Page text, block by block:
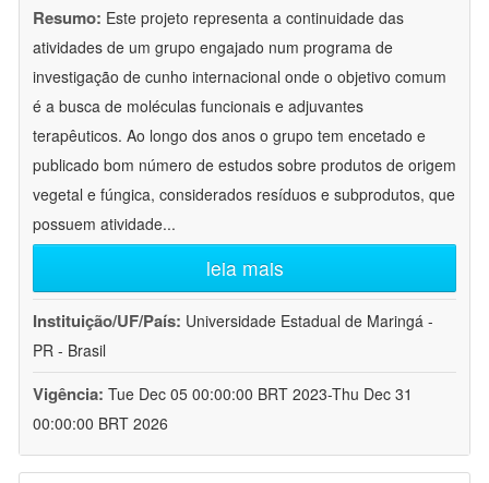
Resumo: Este projeto representa a continuidade das
atividades de um grupo engajado num programa de
investigação de cunho internacional onde o objetivo comum
é a busca de moléculas funcionais e adjuvantes
terapêuticos. Ao longo dos anos o grupo tem encetado e
publicado bom número de estudos sobre produtos de origem
vegetal e fúngica, considerados resíduos e subprodutos, que
possuem atividade...
leia mais
Instituição/UF/País: Universidade Estadual de Maringá -
PR - Brasil
Vigência: Tue Dec 05 00:00:00 BRT 2023-Thu Dec 31
00:00:00 BRT 2026